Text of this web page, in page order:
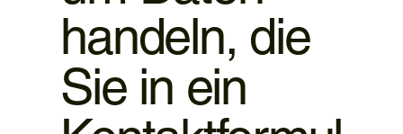
handeln, die
Sie in ein